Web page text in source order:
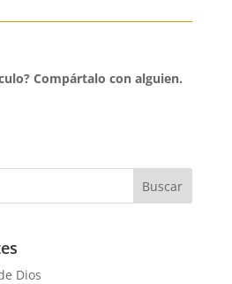
Compártalo con alguien.
Dios